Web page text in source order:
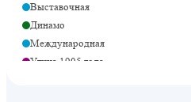
Выставочная
Динамо
Международная
Улица 1905 года